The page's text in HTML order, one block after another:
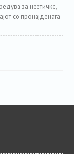
за неетичко,
со пронајдената